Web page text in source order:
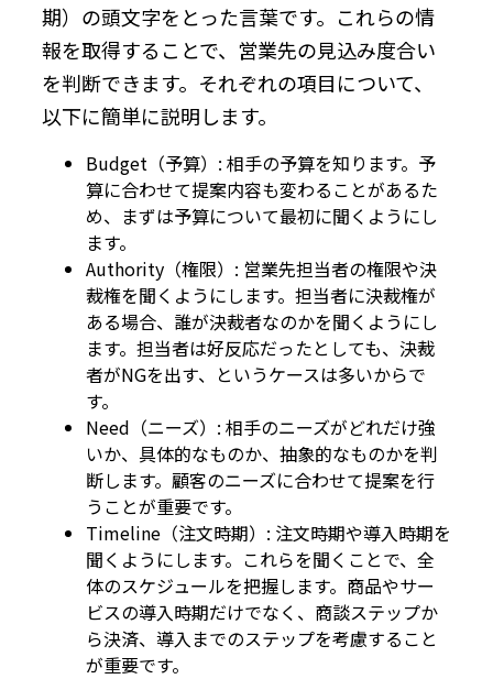
期）の頭文字をとった言葉です。これらの情
報を取得することで、営業先の見込み度合い
を判断できます。それぞれの項目について、
以下に簡単に説明します。
Budget（予算）: 相手の予算を知ります。予
算に合わせて提案内容も変わることがあるた
め、まずは予算について最初に聞くようにし
ます。
Authority（権限）: 営業先担当者の権限や決
裁権を聞くようにします。担当者に決裁権が
ある場合、誰が決裁者なのかを聞くようにし
ます。担当者は好反応だったとしても、決裁
者がNGを出す、というケースは多いからで
す。
Need（ニーズ）: 相手のニーズがどれだけ強
いか、具体的なものか、抽象的なものかを判
断します。顧客のニーズに合わせて提案を行
うことが重要です。
Timeline（注文時期）: 注文時期や導入時期を
聞くようにします。これらを聞くことで、全
体のスケジュールを把握します。商品やサー
ビスの導入時期だけでなく、商談ステップか
ら決済、導入までのステップを考慮すること
が重要です。